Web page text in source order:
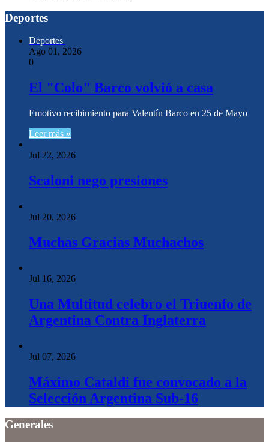
Deportes
Deportes
Ago 01, 2026
0
El "Colo" Barco volvió a casa
Emotivo recibimiento para Valentín Barco en 25 de Mayo
Leer más »
Jul 22, 2026
Scaloni nego presiones
Jul 20, 2026
Muchas Gracias Muchachos
Jul 16, 2026
Una Multitud celebro el Triuenfo de
Argentina Contra Inglaterra
Jul 07, 2026
Máximo Cataldi fue convocado a la
Selección Argentina Sub-16
Generales